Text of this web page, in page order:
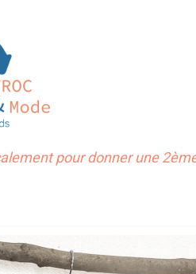
pour donner une